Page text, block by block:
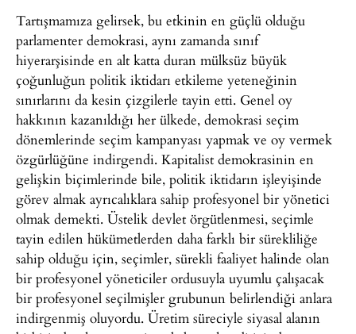
Tartışmamıza gelirsek, bu etkinin en güçlü olduğu
parlamenter demokrasi, aynı zamanda sınıf
hiyerarşisinde en alt katta duran mülksüz büyük
çoğunluğun politik iktidarı etkileme yeteneğinin
sınırlarını da kesin çizgilerle tayin etti. Genel oy
hakkının kazanıldığı her ülkede, demokrasi seçim
dönemlerinde seçim kampanyası yapmak ve oy vermek
özgürlüğüne indirgendi. Kapitalist demokrasinin en
gelişkin biçimlerinde bile, politik iktidarın işleyişinde
görev almak ayrıcalıklara sahip profesyonel bir yönetici
olmak demekti. Üstelik devlet örgütlenmesi, seçimle
tayin edilen hükümetlerden daha farklı bir sürekliliğe
sahip olduğu için, seçimler, sürekli faaliyet halinde olan
bir profesyonel yöneticiler ordusuyla uyumlu çalışacak
bir profesyonel seçilmişler grubunun belirlendiği anlara
indirgenmiş oluyordu. Üretim süreciyle siyasal alanın